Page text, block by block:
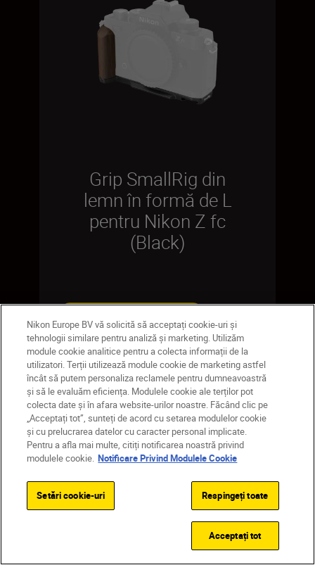
Grip SmallRig din
lemn în formă de L
pentru Nikon Z fc
(Black)
Nikon Europe BV vă solicită să acceptați cookie-uri și
tehnologii similare pentru analiză și marketing. Utilizăm
module cookie analitice pentru a colecta informații de la
utilizatori. Terții utilizează module cookie de marketing astfel
încât să putem personaliza reclamele pentru dumneavoastră
și să le evaluăm eficiența. Modulele cookie ale terților pot
colecta date și în afara website-urilor noastre. Făcând clic pe
„Acceptați tot”, sunteți de acord cu setarea modulelor cookie
și cu prelucrarea datelor cu caracter personal implicate.
Pentru a afla mai multe, citiți notificarea noastră privind
modulele cookie. Notificare Privind Modulele Cookie
Setări cookie-uri Respingeți toate
Acceptați tot